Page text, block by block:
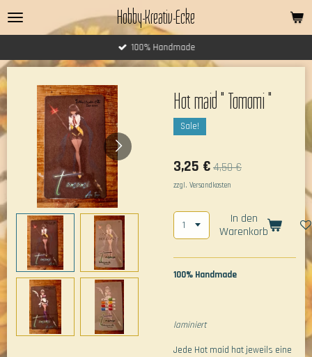
Zum
Hauptinhalt
Hobby-Kreativ-Ecke
100% Handmade
Hot maid " Tomomi "
Sale!
3,25 €4,50 €
zzgl. Versandkosten
In den
Warenkorb
100% Handmade
laminiert
Jede Hot maid hat jeweils eine